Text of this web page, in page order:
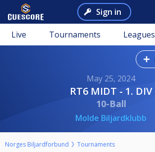
Sign in
Live Tournaments Leagues
May 25, 2024
RT6 MIDT - 1. DIV
10-Ball
Molde Biljardklubb
Norges Biljardforbund Tournaments